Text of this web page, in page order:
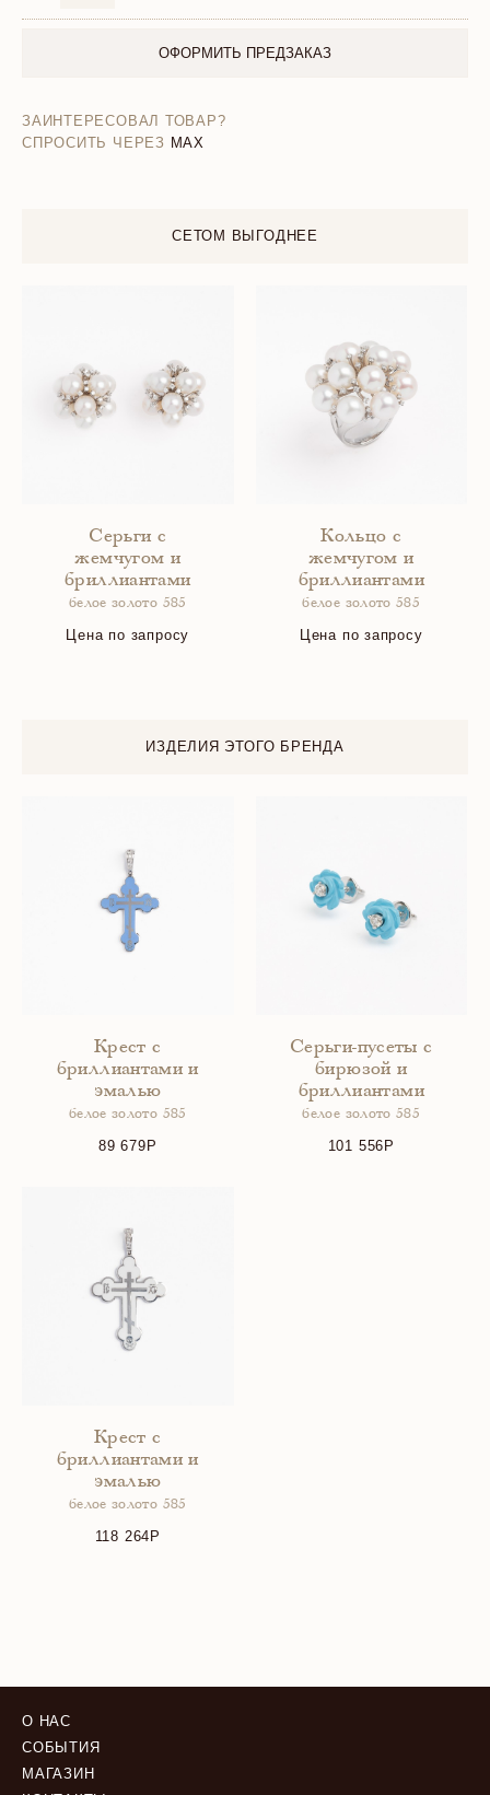
ОФОРМИТЬ ПРЕДЗАКАЗ
ЗАИНТЕРЕСОВАЛ ТОВАР?
СПРОСИТЬ ЧЕРЕЗ MAX
СЕТОМ ВЫГОДНЕЕ
Серьги с
жемчугом и
бриллиантами
белое золото 585
Цена по запросу
Кольцо с
жемчугом и
бриллиантами
белое золото 585
Цена по запросу
ИЗДЕЛИЯ ЭТОГО БРЕНДА
Крест с
бриллиантами и
эмалью
белое золото 585
89 679
Серьги-пусеты с
бирюзой и
бриллиантами
белое золото 585
101 556
Крест с
бриллиантами и
эмалью
белое золото 585
118 264
О НАС
СОБЫТИЯ
МАГАЗИН